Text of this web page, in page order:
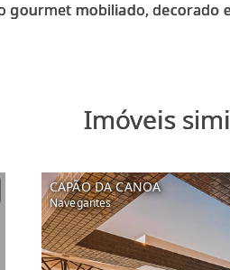
Imóveis
CAPÃO DA CANOA
Navegantes